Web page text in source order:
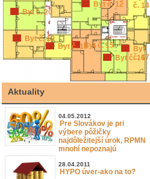
Byt č. 12
č. 14
Byt č. 15
Byt č. 16
Byt
č. 17
Byt č. 18
Byt č. 19
Byt č. 20
Aktuality
04.05.2012
Pre Slovákov je pri
výbere pôžičky
najdôležitejší úrok, RPMN
mnohí nepoznajú
28.04.2011
HYPO úver-ako na to?